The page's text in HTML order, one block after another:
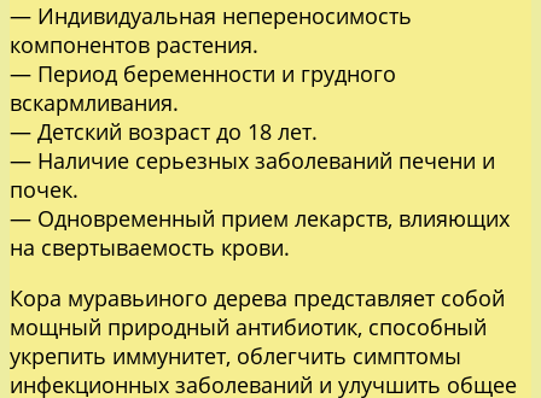
— Индивидуальная непереносимость
компонентов растения.
— Период беременности и грудного
вскармливания.
— Детский возраст до 18 лет.
— Наличие серьезных заболеваний печени и
почек.
— Одновременный прием лекарств, влияющих
на свертываемость крови.
Кора муравьиного дерева представляет собой
мощный природный антибиотик, способный
укрепить иммунитет, облегчить симптомы
инфекционных заболеваний и улучшить общее